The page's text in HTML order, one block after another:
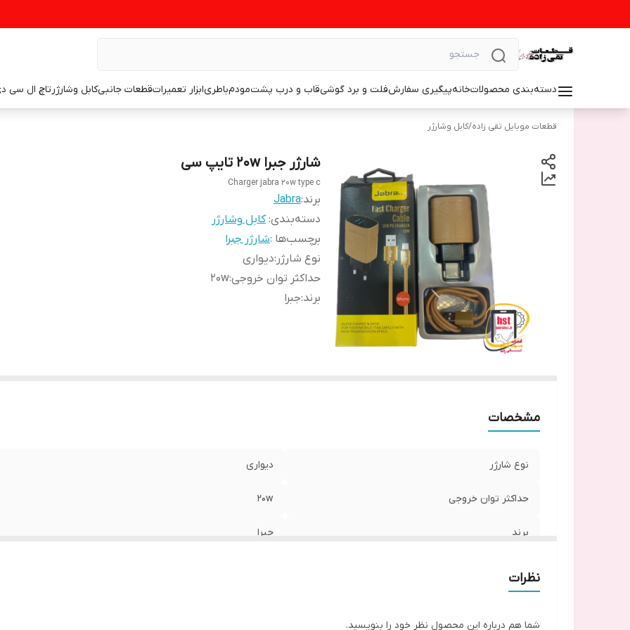
دسته‌بندی محصولاتخانهپیگیری سفارشفلت و برد گوشیقاب و درب پشتمودمباطریابزار تعمیراتقطعات جانبیکابل وشارژرتاچ ال سی
قطعات موبایل تقی زاده/کابل وشارژر
شارژر جبرا 20w تایپ سی
Charger jabra 20w type c
برند:Jabra
دسته‌بندی:کابل وشارژر
برچسب‌ها :شارژر جبرا
نوع شارژر :دیواری
حداکثر توان خروجی:
20w
برند:جبرا
مشخصات
نوع شارژر دیواری
حداکثر توان خروجی 20w
برند جبرا
نظرات
شما هم درباره این محصول نظر خود را بنویسید.